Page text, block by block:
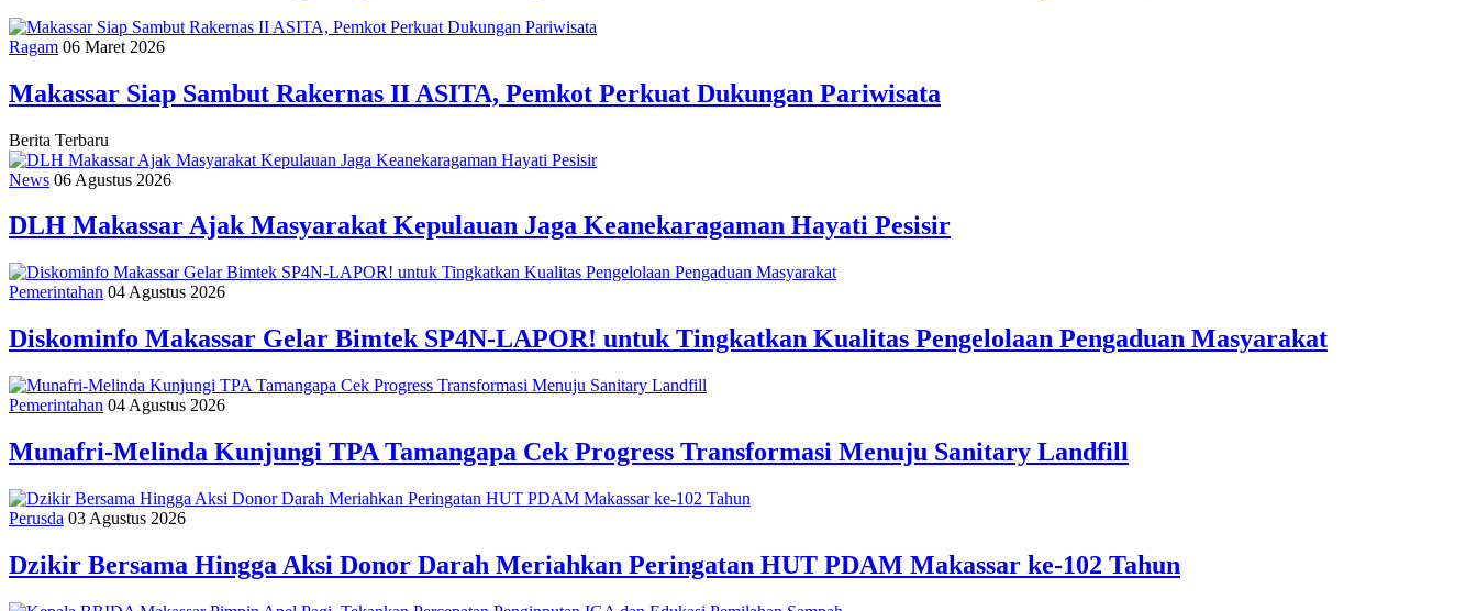
Ragam 06 Maret 2026
Makassar Siap Sambut Rakernas II ASITA, Pemkot Perkuat Dukungan Pariwisata
Berita Terbaru
News 06 Agustus 2026
DLH Makassar Ajak Masyarakat Kepulauan Jaga Keanekaragaman Hayati Pesisir
Pemerintahan 04 Agustus 2026
Diskominfo Makassar Gelar Bimtek SP4N-LAPOR! untuk Tingkatkan Kualitas Pengelolaan Pengaduan Masyarakat
Pemerintahan 04 Agustus 2026
Munafri-Melinda Kunjungi TPA Tamangapa Cek Progress Transformasi Menuju Sanitary Landfill
Perusda 03 Agustus 2026
Dzikir Bersama Hingga Aksi Donor Darah Meriahkan Peringatan HUT PDAM Makassar ke-102 Tahun